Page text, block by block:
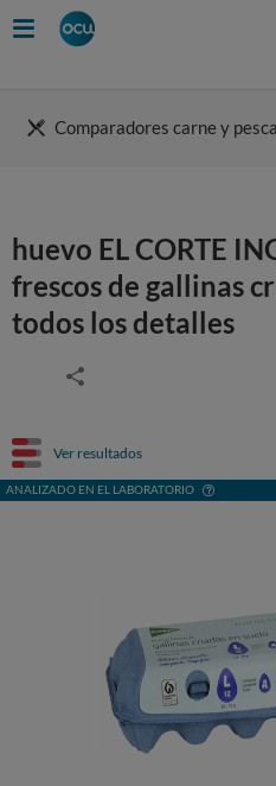
Comparadores carne y
huevo EL CORTE
frescos de gallinas
todos los detalles
Ver resultados
ANALIZADO EN EL LABORATORIO